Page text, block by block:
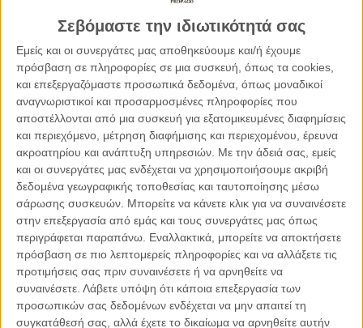
Σεβόμαστε την ιδιωτικότητά σας
Εμείς και οι συνεργάτες μας αποθηκεύουμε και/ή έχουμε
πρόσβαση σε πληροφορίες σε μια συσκευή, όπως τα cookies,
και επεξεργαζόμαστε προσωπικά δεδομένα, όπως μοναδικοί
αναγνωριστικοί και προσαρμοσμένες πληροφορίες που
αποστέλλονται από μια συσκευή για εξατομικευμένες διαφημίσεις
και περιεχόμενο, μέτρηση διαφήμισης και περιεχομένου, έρευνα
ακροατηρίου και ανάπτυξη υπηρεσιών. Με την άδειά σας, εμείς
και οι συνεργάτες μας ενδέχεται να χρησιμοποιήσουμε ακριβή
δεδομένα γεωγραφικής τοποθεσίας και ταυτοποίησης μέσω
σάρωσης συσκευών. Μπορείτε να κάνετε κλικ για να συναινέσετε
στην επεξεργασία από εμάς και τους συνεργάτες μας όπως
περιγράφεται παραπάνω. Εναλλακτικά, μπορείτε να αποκτήσετε
πρόσβαση σε πιο λεπτομερείς πληροφορίες και να αλλάξετε τις
προτιμήσεις σας πριν συναινέσετε ή να αρνηθείτε να
συναινέσετε. Λάβετε υπόψη ότι κάποια επεξεργασία των
προσωπικών σας δεδομένων ενδέχεται να μην απαιτεί τη
συγκατάθεσή σας, αλλά έχετε το δικαίωμα να αρνηθείτε αυτήν
είναι ελάχιστο μπροστά στα έργα και τις πράξεις των ΗΡΩΩΝ
μας και η μνήμη τους γελοιοποιεί τα κούφια λόγια τους, τις
πράξεις και τις παραλείψεις τους που έφεραν το ΕΘΝΟΣ
στην σημερινή κατάσταση.
ΕΙΝΑΙ ΚΑΙΡΟΣ ΝΑ ΑΡΧΙΣΟΥΜΕ ΝΑ ΔΙΑΛΕΓΟΜΑΣΤΕ ΚΑΙ ΠΑΛΙ
ΜΕ ΤΗΝ ΙΣΤΟΡΙΑ ΠΟΥ ΕΙΝΑΙ ΑΜΙΛΗΚΤΗ ΜΕ ΤΟΥΣ ΜΙΚΡΟΥΣ
ΚΑΙ ΑΣΗΜΟΥΣ ΝΕΟΠΑΤΡΙΩΤΕΣ. ΕΙΝΑΙ ΚΑΙΡΟΣ Η ΝΕΟΛΑΙΑ
ΜΑΣ ΝΑ ΓΙΝΕΙ ΚΟΙΝΩΝΟΣ ΤΗΣ ΝΕΟΤΕΡΗΣ ΙΣΤΟΡΙΑΣ ΤΟΥ
ΕΘΝΟΥΣ ΓΙΑ ΝΑ ΑΠΟΚΤΗΣΕΙ ΠΡΟΤΥΠΑ , ΥΠΟΔΕΙΓΜΑΤΑ
ΖΩΗΣ… ΑΙΩΝΙΑ Η ΜΝΗΜΗ ΤΩΝ ΗΡΩΩΝ ΤΟΥ ΕΘΝΟΥΣ.
Ο Κωνσταντίνος Ζιαζιάς είναι επίτιμος αρχηγός του
ΓΕΣ
Κοινοποιήστε: